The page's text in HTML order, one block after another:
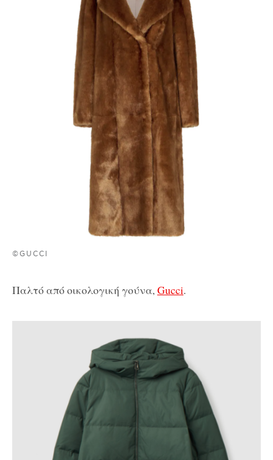
©GUCCI
Παλτό από οικολογική γούνα,Gucci.